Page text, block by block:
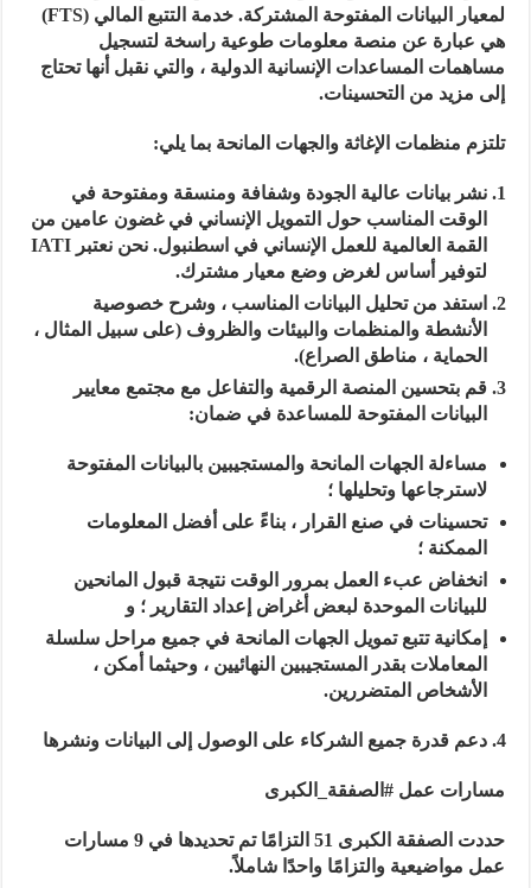
لمعيار البيانات المفتوحة المشتركة. خدمة التتبع المالي (FTS)
هي عبارة عن منصة معلومات طوعية راسخة لتسجيل
مساهمات المساعدات الإنسانية الدولية ، والتي نقبل أنها تحتاج
إلى مزيد من التحسينات.
تلتزم منظمات الإغاثة والجهات المانحة بما يلي:
نشر بيانات عالية الجودة وشفافة ومنسقة ومفتوحة في
الوقت المناسب حول التمويل الإنساني في غضون عامين من
القمة العالمية للعمل الإنساني في اسطنبول. نحن نعتبر IATI
لتوفير أساس لغرض وضع معيار مشترك.
استفد من تحليل البيانات المناسب ، وشرح خصوصية
الأنشطة والمنظمات والبيئات والظروف (على سبيل المثال ،
الحماية ، مناطق الصراع).
قم بتحسين المنصة الرقمية والتفاعل مع مجتمع معايير
البيانات المفتوحة للمساعدة في ضمان:
مساءلة الجهات المانحة والمستجيبين بالبيانات المفتوحة
لاسترجاعها وتحليلها ؛
تحسينات في صنع القرار ، بناءً على أفضل المعلومات
الممكنة ؛
انخفاض عبء العمل بمرور الوقت نتيجة قبول المانحين
للبيانات الموحدة لبعض أغراض إعداد التقارير ؛ و
إمكانية تتبع تمويل الجهات المانحة في جميع مراحل سلسلة
المعاملات بقدر المستجيبين النهائيين ، وحيثما أمكن ،
الأشخاص المتضررين.
دعم قدرة جميع الشركاء على الوصول إلى البيانات ونشرها
مسارات عمل #الصفقة_الكبرى
حددت الصفقة الكبرى 51 التزامًا تم تحديدها في 9 مسارات
عمل مواضيعية والتزامًا واحدًا شاملاً.